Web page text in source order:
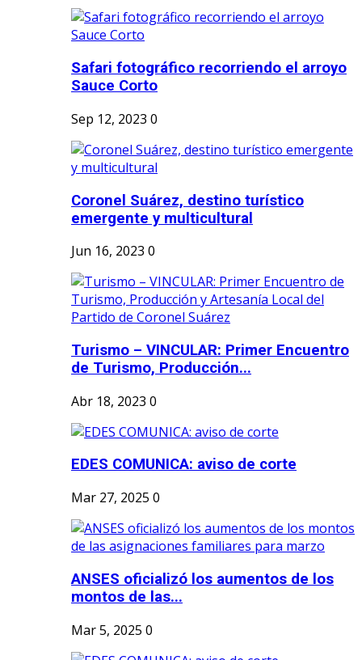
Safari fotográfico recorriendo el arroyo
Sauce Corto
Sep 12, 2023 0
Coronel Suárez, destino turístico
emergente y multicultural
Jun 16, 2023 0
Turismo – VINCULAR: Primer Encuentro
de Turismo, Producción...
Abr 18, 2023 0
EDES COMUNICA: aviso de corte
Mar 27, 2025 0
ANSES oficializó los aumentos de los
montos de las...
Mar 5, 2025 0